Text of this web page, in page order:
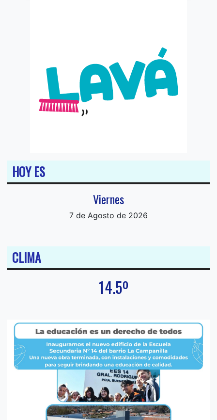
HOY ES
Viernes
7 de Agosto de 2026
CLIMA
14.5º